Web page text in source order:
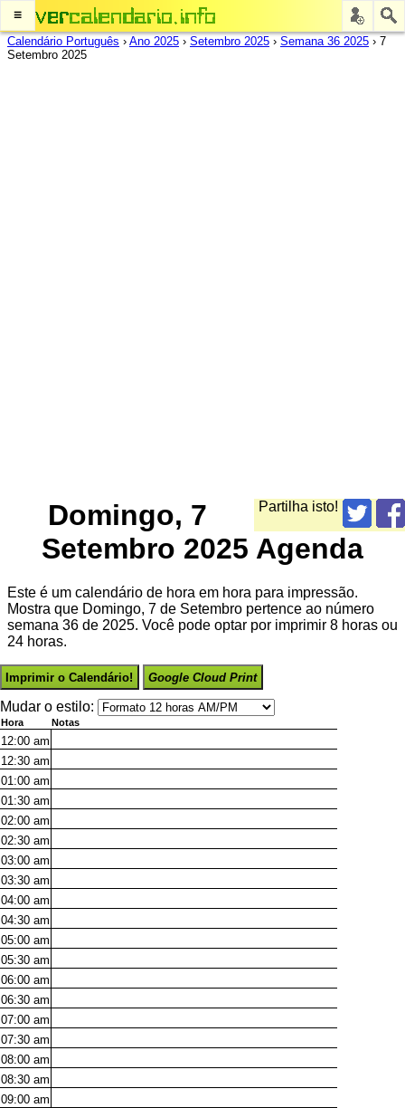
≡
Calendário Português › Ano 2025 › Setembro 2025 › Semana 36 2025 › 7
Setembro 2025
Partilha isto!
Domingo, 7
Setembro 2025 Agenda
Este é um calendário de hora em hora para impressão.
Mostra que Domingo, 7 de Setembro pertence ao número
semana 36 de 2025. Você pode optar por imprimir 8 horas ou
24 horas.
Imprimir o Calendário! Google Cloud Print
Mudar o estilo:
Hora Notas
12:00 am
12:30 am
01:00 am
01:30 am
02:00 am
02:30 am
03:00 am
03:30 am
04:00 am
04:30 am
05:00 am
05:30 am
06:00 am
06:30 am
07:00 am
07:30 am
08:00 am
08:30 am
09:00 am